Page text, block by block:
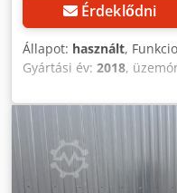
Érdeklődni
Állapot: használt,
Gyártási év: 2018,
2
elektromos, oszlop
1 690 mm
, hajtástípus:
típusa: Standard
működőképes Műszaki
Akkumulátor: 24V